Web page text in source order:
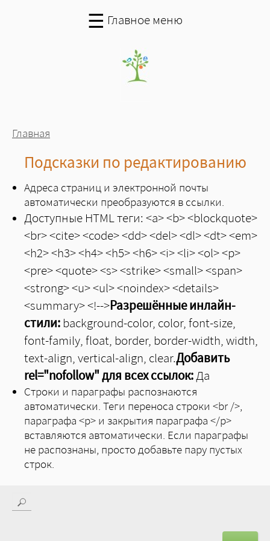
☰ Главное меню
Вы здесь
Главная
Подсказки по редактированию
Адреса страниц и электронной почты
автоматически преобразуются в ссылки.
Доступные HTML теги: <a> <b> <blockquote>
<br> <cite> <code> <dd> <del> <dl> <dt> <em>
<h2> <h3> <h4> <h5> <h6> <i> <li> <ol> <p>
<pre> <quote> <s> <strike> <small> <span>
<strong> <u> <ul> <noindex> <details>
<summary> <!-->Разрешённые инлайн-
стили: background-color, color, font-size,
font-family, float, border, border-width, width,
text-align, vertical-align, clear.Добавить
rel="nofollow" для всех ссылок:Да
Строки и параграфы распознаются
автоматически. Теги переноса строки <br />,
параграфа <p> и закрытия параграфа </p>
вставляются автоматически. Если параграфы
не распознаны, просто добавьте пару пустых
строк.
Форма поиска
Поиск